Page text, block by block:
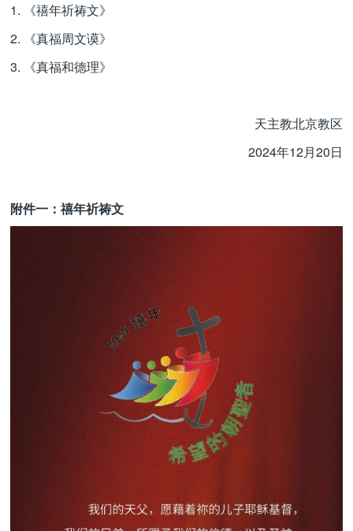
1. 《禧年祈祷文》
2. 《真福周文谟》
3. 《真福和德理》
天主教北京教区
2024年12月20日
附件一：禧年祈祷文